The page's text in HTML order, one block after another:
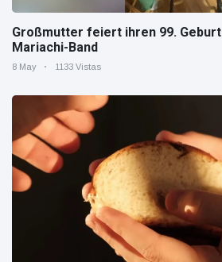
Großmutter feiert ihren 99.
Mariachi-Band
8 May 1133 Vistas